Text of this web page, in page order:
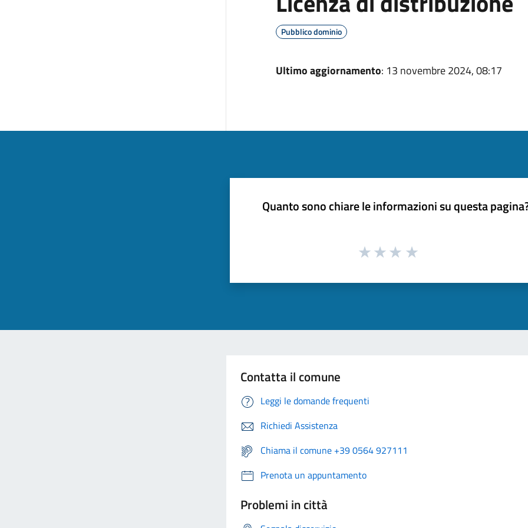
Pubblico dominio
Ultimo aggiornamento: 13 novembre 2024, 08:17
Quanto sono chiare le informazioni su questa
Contatta il comune
Leggi le domande frequenti
Richiedi Assistenza
Chiama il comune +39 0564 927111
Prenota un appuntamento
Problemi in città